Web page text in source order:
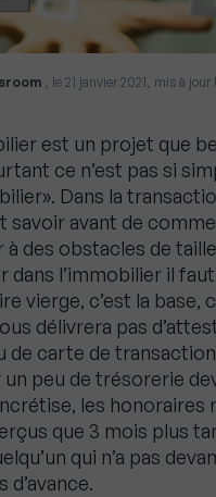
, le 21 janvier 2021, mis à jour
est un projet que
ce n’est pas si
Dans la
savoir avant de
à des obstacles de
dans l’immobilier il
vierge, c’est la base,
délivrera pas
de carte de
peu de trésorerie
les honoraires
que 3 mois plus
qui n’a pas
d’avance.